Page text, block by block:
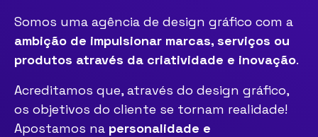
Somos uma agência de design gráfico com a
ambição de impulsionar marcas, serviços ou
produtos através da criatividade e inovação.
Acreditamos que, através do design gráfico,
os objetivos do cliente se tornam realidade!
Apostamos na personalidade e